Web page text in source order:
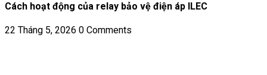
Cách hoạt động của relay bảo vệ điện áp ILEC
22 Tháng 5, 2026 0 Comments